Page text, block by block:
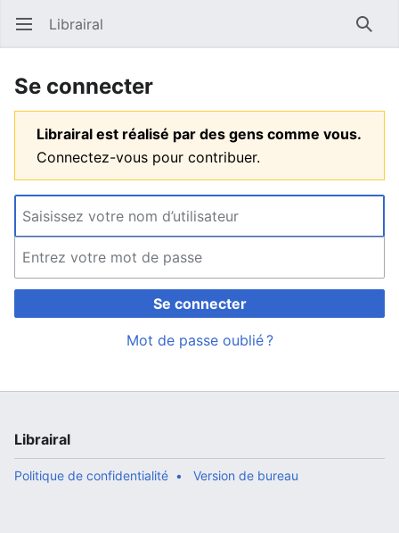
Ouvrir le menu principal Librairal
Se connecter
Librairal est réalisé par des gens comme vous.
Connectez-vous pour contribuer.
Se connecter
Mot de passe oublié ?
Librairal
Politique de confidentialité Version de bureau